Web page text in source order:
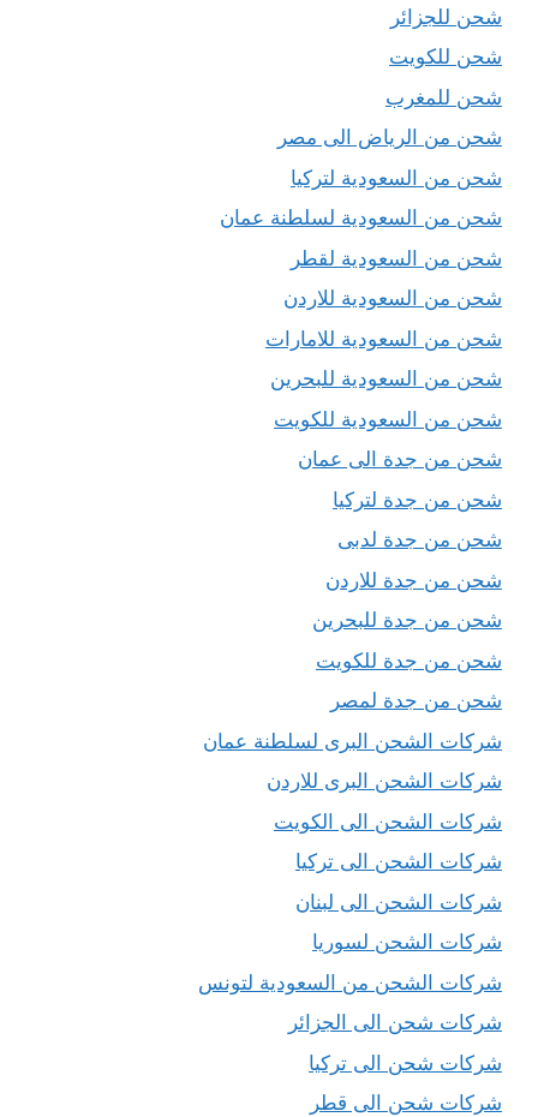
شحن للجزائر
شحن للكويت
شحن للمغرب
شحن من الرياض الى مصر
شحن من السعودية لتركيا
شحن من السعودية لسلطنة عمان
شحن من السعودية لقطر
شحن من السعودية للاردن
شحن من السعودية للامارات
شحن من السعودية للبحرين
شحن من السعودية للكويت
شحن من جدة الى عمان
شحن من جدة لتركيا
شحن من جدة لدبى
شحن من جدة للاردن
شحن من جدة للبحرين
شحن من جدة للكويت
شحن من جدة لمصر
شركات الشحن البرى لسلطنة عمان
شركات الشحن البرى للاردن
شركات الشحن الى الكويت
شركات الشحن الى تركيا
شركات الشحن الى لبنان
شركات الشحن لسوريا
شركات الشحن من السعودية لتونس
شركات شحن الى الجزائر
شركات شحن الى تركيا
شركات شحن الى قطر